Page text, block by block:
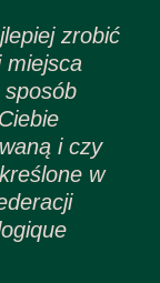
zrobić
miejsca
i czy
w